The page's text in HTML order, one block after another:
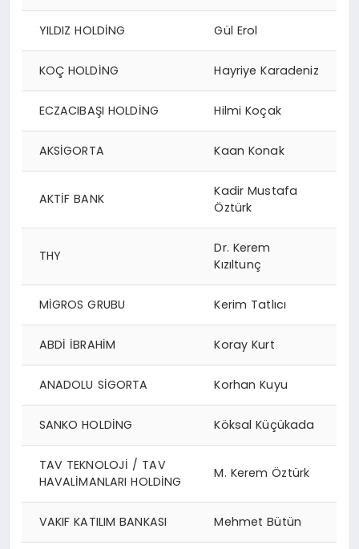
YILDIZ HOLDİNG Gül Erol
KOÇ HOLDİNG Hayriye Karadeniz
ECZACIBAŞI HOLDİNG Hilmi Koçak
AKSİGORTA Kaan Konak
AKTİF BANK
Kadir Mustafa
Öztürk
THY
Dr. Kerem
Kızıltunç
MİGROS GRUBU Kerim Tatlıcı
ABDİ İBRAHİM Koray Kurt
ANADOLU SİGORTA Korhan Kuyu
SANKO HOLDİNG Köksal Küçükada
TAV TEKNOLOJİ / TAV
HAVALİMANLARI HOLDİNG
M. Kerem Öztürk
VAKIF KATILIM BANKASI Mehmet Bütün